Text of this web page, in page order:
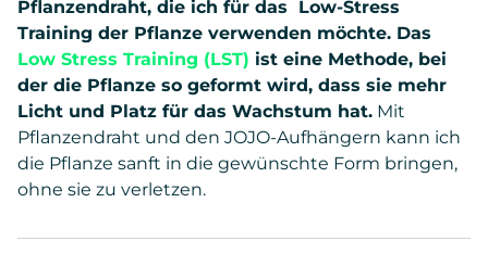
Pflanzendraht, die ich für das Low-Stress
Training der Pflanze verwenden möchte. Das
Low Stress Training (LST) ist eine Methode, bei
der die Pflanze so geformt wird, dass sie mehr
Licht und Platz für das Wachstum hat. Mit
Pflanzendraht und den JOJO-Aufhängern kann ich
die Pflanze sanft in die gewünschte Form bringen,
ohne sie zu verletzen.